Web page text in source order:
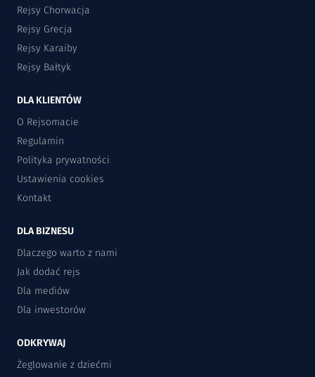
Rejsy Chorwacja
Rejsy Grecja
Rejsy Karaiby
Rejsy Bałtyk
DLA KLIENTÓW
O Rejsomacie
Regulamin
Polityka prywatności
Ustawienia cookies
Kontakt
DLA BIZNESU
Dlaczego warto z nami
Jak dodać rejs
Dla mediów
Dla inwestorów
ODKRYWAJ
Żeglowanie z dziećmi